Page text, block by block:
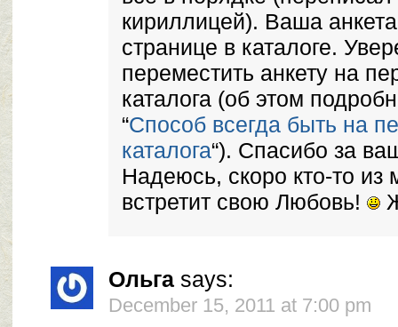
кириллицей). Ваша
странице в каталоге.
переместить анкету на
каталога (об этом
“Способ всегда быть на
каталога“). Спасибо за
Надеюсь, скоро кто-то из
встретит свою Любовь!
Ольга says:
December 15, 2011 at 7:00 pm